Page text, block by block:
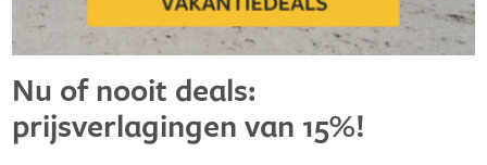
Nu of nooit deals:
prijsverlagingen van 15%!